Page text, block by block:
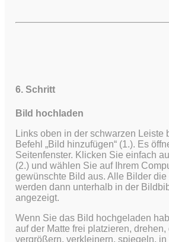
6. Schritt
Bild hochladen
Links oben in der schwarzen Leiste
Befehl „Bild hinzufügen“ (1.). Es
Seitenfenster. Klicken Sie einfach
(2.) und wählen Sie auf Ihrem
gewünschte Bild aus. Alle Bilder die
werden dann unterhalb in der
angezeigt.
Wenn Sie das Bild hochgeladen
auf der Matte frei platzieren,
vergrößern, verkleinern, spiegeln, in